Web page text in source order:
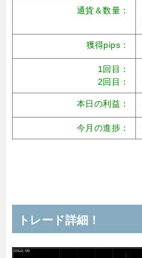
通貨＆数量：
獲得pips：
1回目：
2回目：
本日の利益：
今月の進捗：
トレード詳細！